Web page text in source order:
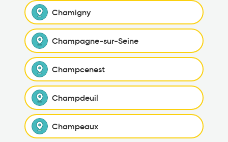
Chamigny
Champagne-sur-Seine
Champcenest
Champdeuil
Champeaux